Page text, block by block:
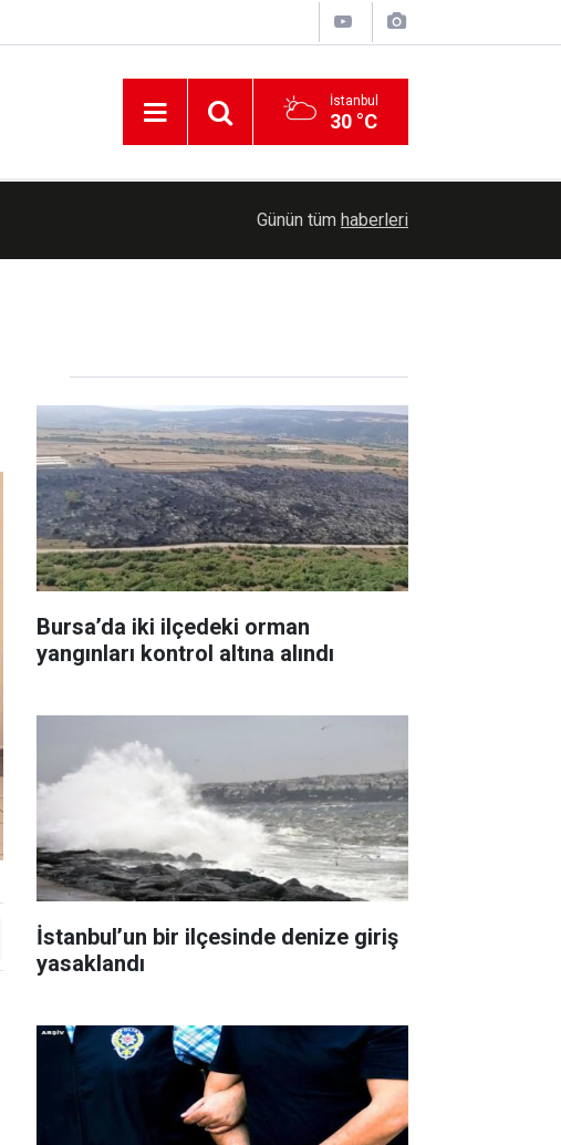
İstanbul
30 °C
sürüklemeye çalışıyor
Günün tüm haberleri
Bursa’da iki ilçedeki orman
yangınları kontrol altına alındı
İstanbul’un bir ilçesinde denize giriş
yasaklandı